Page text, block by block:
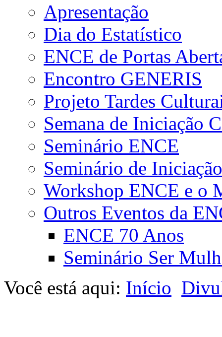
Apresentação
Dia do Estatístico
ENCE de Portas
Encontro GENERIS
Projeto Tardes
Semana de Iniciação
Seminário ENCE
Seminário de
Workshop ENCE e o
Outros Eventos da
ENCE 70 Anos
Seminário Ser
Você está aqui: Início